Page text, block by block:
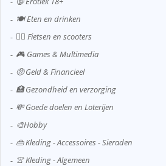
🍽️ Eten en drinken
🚴‍♂️ Fietsen en scooters
🎮 Games & Multimedia
🤑 Geld & Financieel
🏥 Gezondheid en verzorging
💸 Goede doelen en Loterijen
🎨Hobby
👜 Kleding - Accessoires - Sieraden
👚 Kleding - Algemeen